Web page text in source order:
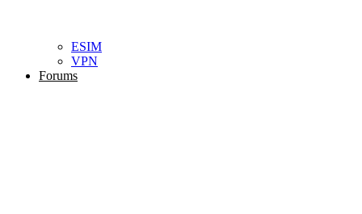
ESIM
VPN
Forums